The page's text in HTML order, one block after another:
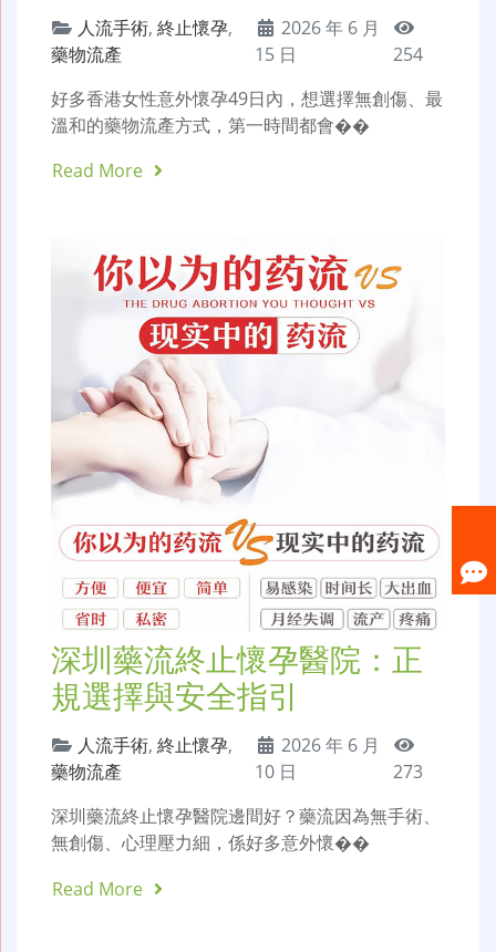
人流手術, 終止懷孕,
藥物流產
2026 年 6 月
15 日
254
好多香港女性意外懷孕49日內，想選擇無創傷、最
溫和的藥物流產方式，第一時間都會��
Read More
深圳藥流終止懷孕醫院：正
規選擇與安全指引
人流手術, 終止懷孕,
藥物流產
2026 年 6 月
10 日
273
深圳藥流終止懷孕醫院邊間好？藥流因為無手術、
無創傷、心理壓力細，係好多意外懷��
Read More